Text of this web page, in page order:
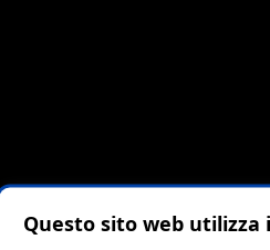
Questo sito web utilizza